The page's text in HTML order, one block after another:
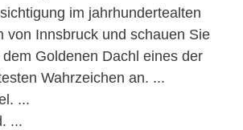
im jahrhundertealten
von Innsbruck und schauen Sie
Goldenen Dachl eines der
Wahrzeichen an. ...
...
...